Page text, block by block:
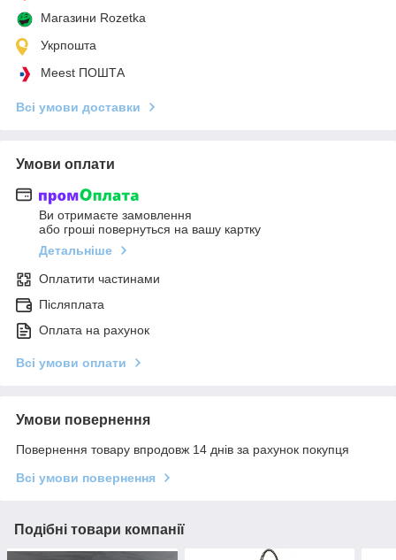
Магазини Rozetka
Укрпошта
Meest ПОШТА
Всі умови доставки
Умови оплати
Ви отримаєте замовлення
або гроші повернуться на вашу картку
Детальніше
Оплатити частинами
Післяплата
Оплата на рахунок
Всі умови оплати
Умови повернення
Повернення товару впродовж 14 днів за рахунок покупця
Всі умови повернення
Подібні товари компанії